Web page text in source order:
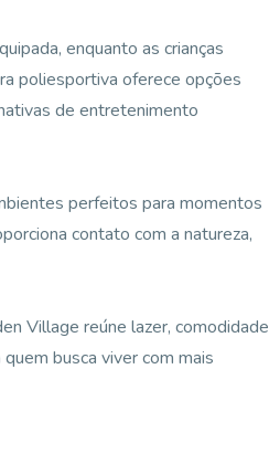
enquanto as crianças
poliesportiva oferece opções
de entretenimento
perfeitos para momentos
contato com a natureza,
Village reúne lazer, comodidade
busca viver com mais